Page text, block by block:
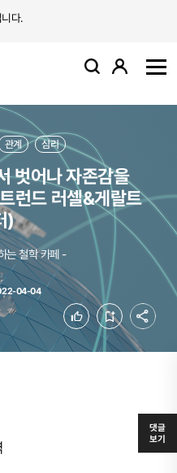
다.
검색 로그인
관계 심리
벗어나 자존감을
런드 러셀&게랄트
)
는 철학 카페 -
04-04
좋아요 북마크
댓글
보기